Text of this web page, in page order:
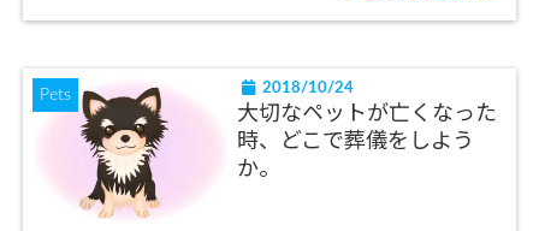
Pets 2018/10/24
大切なペットが亡くなった
時、どこで葬儀をしよう
か。